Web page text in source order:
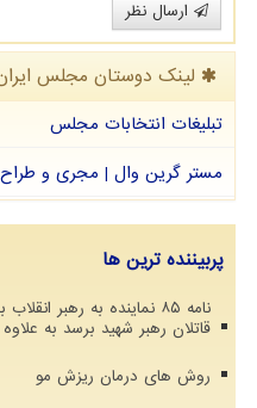
ارسال نظر
لینک دوستان مجلس
تبلیغات انتخابات مجلس
مستر گرین وال | مجری و طراح
پربیننده ترین ها
نامه ۸۵ نماینده به رهبر
قاتلان رهبر شهید برسد به
روش های درمان ریزش مو